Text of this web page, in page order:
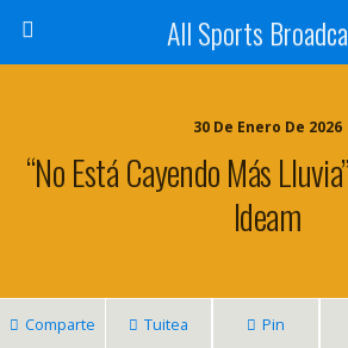
All Sports
30 De Enero De 2026
“No Está Cayendo Más
Ideam
Comparte Tuitea Pin